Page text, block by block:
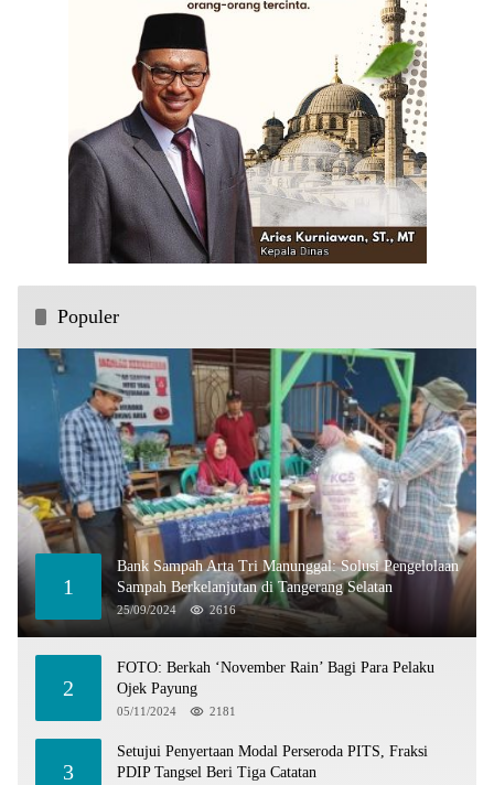
Populer
1
Bank Sampah Arta Tri Manunggal: Solusi Pengelolaan
Sampah Berkelanjutan di Tangerang Selatan
25/09/2024 2616
2
FOTO: Berkah ‘November Rain’ Bagi Para Pelaku
Ojek Payung
05/11/2024 2181
3
Setujui Penyertaan Modal Perseroda PITS, Fraksi
PDIP Tangsel Beri Tiga Catatan